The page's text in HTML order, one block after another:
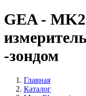
GEA -
-зондом
Главная
Каталог